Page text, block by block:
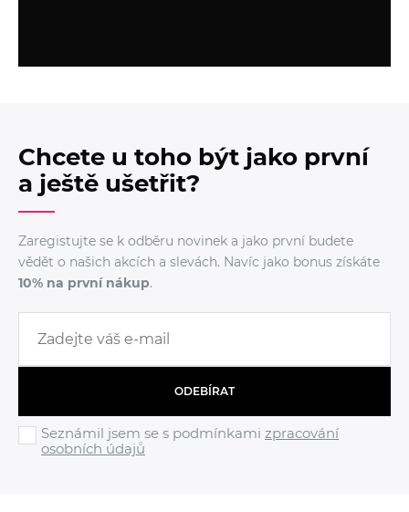
Chcete u toho být jako první
a ještě ušetřit?
Zaregistujte se k odběru novinek a jako první budete
vědět o našich akcích a slevách. Navíc jako bonus získáte
10% na první nákup.
ODEBÍRAT
Seznámil jsem se s podmínkami zpracování
osobních údajů